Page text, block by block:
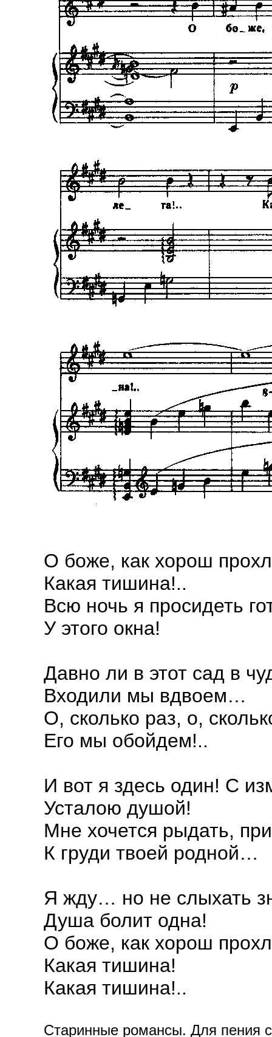
О боже, как хорош
Какая тишина!..
Всю ночь я просидеть
У этого окна!
Давно ли в этот сад в
Входили мы вдвоем…
О, сколько раз, о,
Его мы обойдем!..
И вот я здесь один! С
Усталою душой!
Мне хочется рыдать,
К груди твоей родной…
Я жду… но не слыхать
Душа болит одна!
О боже, как хорош
Какая тишина!
Какая тишина!..
Старинные романсы. Для пения